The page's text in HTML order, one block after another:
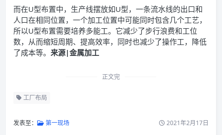
而在U型布置中，生产线摆放如U型，一条流水线的出口和
人口在相同位置，一个加工位置中可能同时包含几个工艺，
所以U型布置需要培养多能工。它减少了步行浪费和工位
数，从而缩短周期、提高效率，同时也减少了操作工，降低
了成本等。 来源|金属加工
正文完
工厂布局
发表至： 第一现场 2021年2月17日